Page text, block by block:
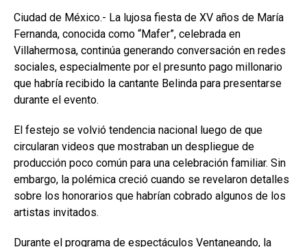
Ciudad de México.- La lujosa fiesta de XV años de María
Fernanda, conocida como “Mafer”, celebrada en
Villahermosa, continúa generando conversación en redes
sociales, especialmente por el presunto pago millonario
que habría recibido la cantante Belinda para presentarse
durante el evento.
El festejo se volvió tendencia nacional luego de que
circularan videos que mostraban un despliegue de
producción poco común para una celebración familiar. Sin
embargo, la polémica creció cuando se revelaron detalles
sobre los honorarios que habrían cobrado algunos de los
artistas invitados.
Durante el programa de espectáculos Ventaneando, la